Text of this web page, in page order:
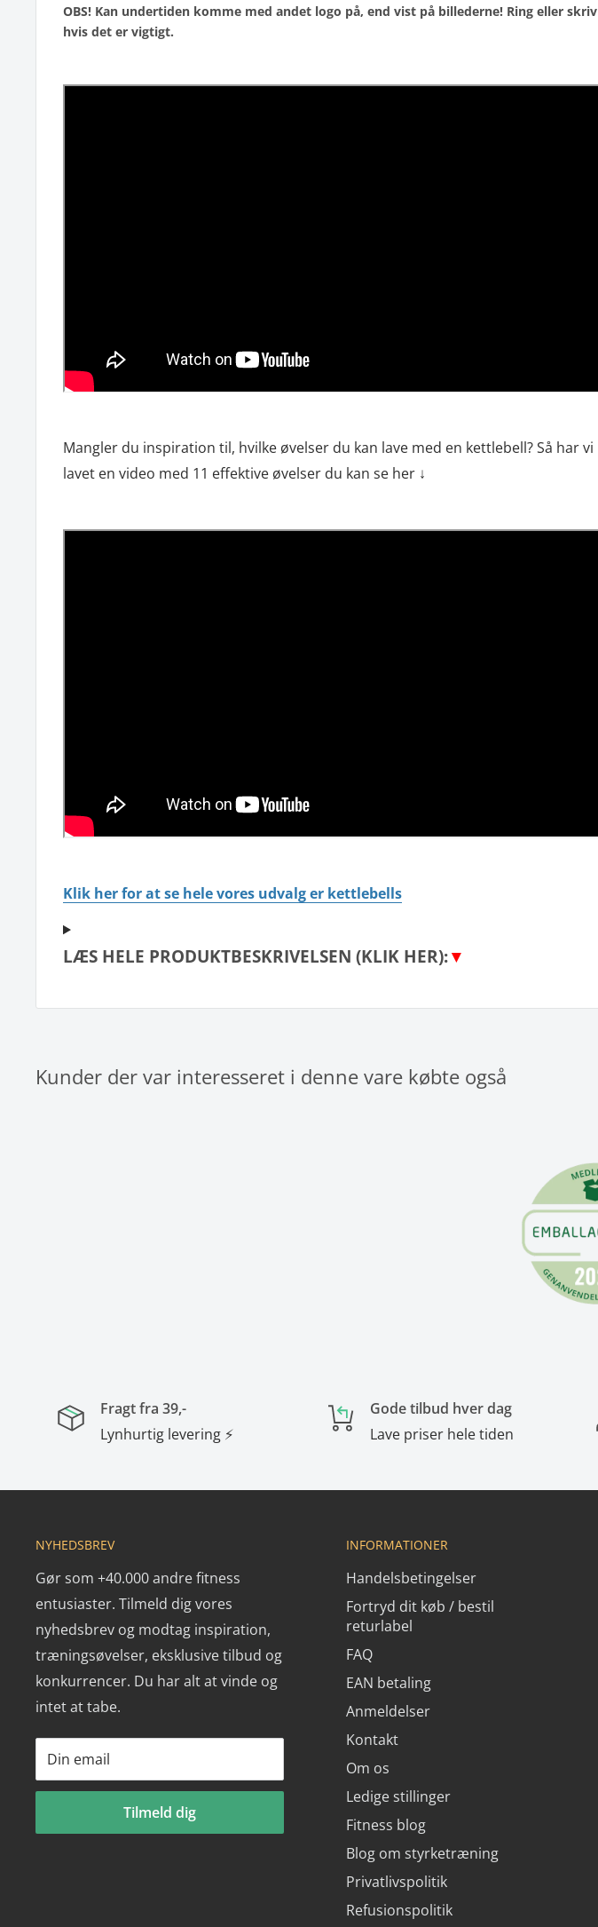
OBS! Kan undertiden komme med andet logo på, end vist på billederne! Ring eller skriv
hvis det er vigtigt.
Mangler du inspiration til, hvilke øvelser du kan lave med en kettlebell? Så har vi
lavet en video med 11 effektive øvelser du kan se her ↓
Klik her for at se hele vores udvalg er kettlebells
LÆS HELE PRODUKTBESKRIVELSEN (KLIK HER):▼
Kunder der var interesseret i denne vare købte også
Fragt fra 39,-
Lynhurtig levering ⚡
Gode tilbud hver dag
Lave priser hele tiden
NYHEDSBREV
Gør som +40.000 andre fitness
entusiaster. Tilmeld dig vores
nyhedsbrev og modtag inspiration,
træningsøvelser, eksklusive tilbud og
konkurrencer. Du har alt at vinde og
intet at tabe.
Din email
Tilmeld dig
INFORMATIONER
Handelsbetingelser
Fortryd dit køb / bestil
returlabel
FAQ
EAN betaling
Anmeldelser
Kontakt
Om os
Ledige stillinger
Fitness blog
Blog om styrketræning
Privatlivspolitik
Refusionspolitik